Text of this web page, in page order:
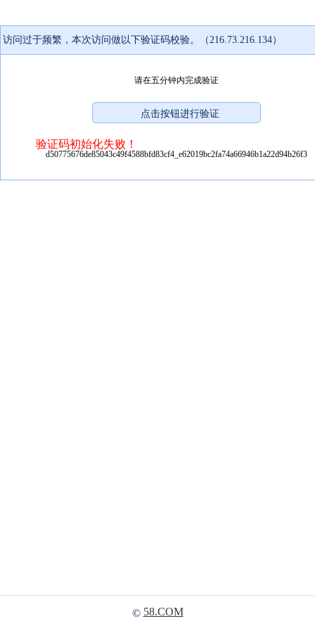
访问过于频繁，本次访问做以下验证码校验。（216.73.216.134）
请在五分钟内完成验证
验证码初始化失败！
d50775676de85043c49f4588bfd83cf4_e62019bc2fa74a66946b1a22d94b26f3
© 58.COM